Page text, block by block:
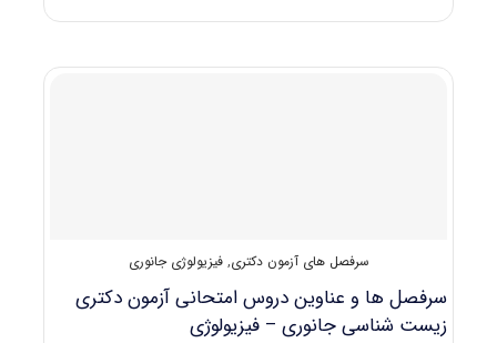
جانوری
سرفصل های آزمون دکتری,فیزیولوژی جانوری
سرفصل ها و عناوین دروس امتحانی آزمون دکتری
زیست شناسی جانوری – فیزیولوژی